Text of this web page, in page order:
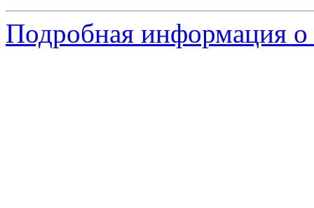
Подробная информация о